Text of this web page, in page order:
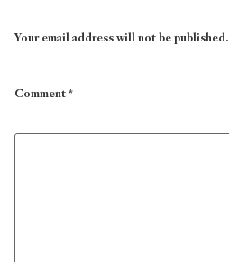
Your email address will not be published.
Comment*